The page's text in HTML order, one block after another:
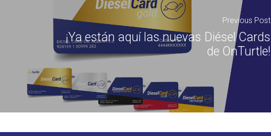
Previous Post
¡Ya están aquí las nuevas Diésel Cards
de OnTurtle!